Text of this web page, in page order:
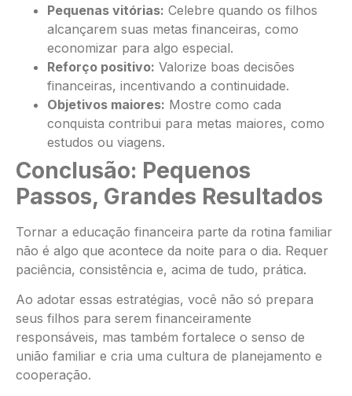
Pequenas vitórias: Celebre quando os filhos
alcançarem suas metas financeiras, como
economizar para algo especial.
Reforço positivo: Valorize boas decisões
financeiras, incentivando a continuidade.
Objetivos maiores: Mostre como cada
conquista contribui para metas maiores, como
estudos ou viagens.
Conclusão: Pequenos
Passos, Grandes Resultados
Tornar a educação financeira parte da rotina familiar
não é algo que acontece da noite para o dia. Requer
paciência, consistência e, acima de tudo, prática.
Ao adotar essas estratégias, você não só prepara
seus filhos para serem financeiramente
responsáveis, mas também fortalece o senso de
união familiar e cria uma cultura de planejamento e
cooperação.